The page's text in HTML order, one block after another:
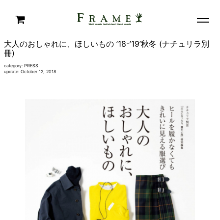
大人のおしゃれに、ほしいもの ’18-’19’秋冬 (ナチュリラ別
冊)
category: PRESS
update: October 12, 2018